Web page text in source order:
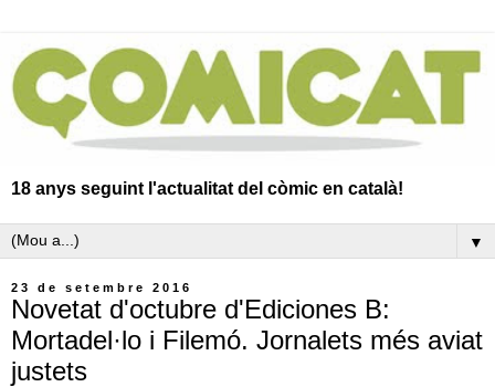
18 anys seguint l'actualitat del còmic en català!
▼
23 de setembre 2016
Novetat d'octubre d'Ediciones B:
Mortadel·lo i Filemó. Jornalets més aviat
justets